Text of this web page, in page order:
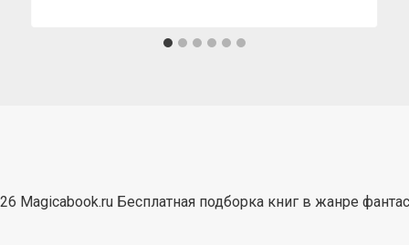
Magicabook.ru Бесплатная подборка книг в жанре